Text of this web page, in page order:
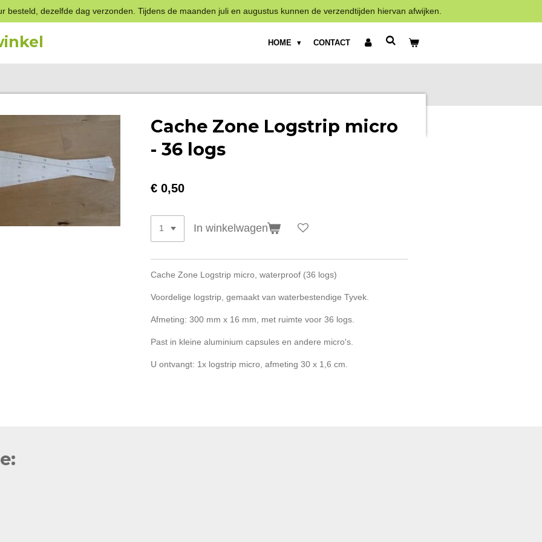
besteld, dezelfde dag verzonden. Tijdens de maanden juli en augustus kunnen de verzendtijden hiervan afwijken.
HOME CONTACT
Cache Zone Logstrip micro
- 36 logs
€ 0,50
In winkelwagen
Cache Zone Logstrip micro, waterproof (36 logs)
Voordelige logstrip, gemaakt van waterbestendige Tyvek.
Afmeting: 300 mm x 16 mm, met ruimte voor 36 logs.
Past in kleine aluminium capsules en andere micro's.
U ontvangt: 1x logstrip micro, afmeting 30 x 1,6 cm.